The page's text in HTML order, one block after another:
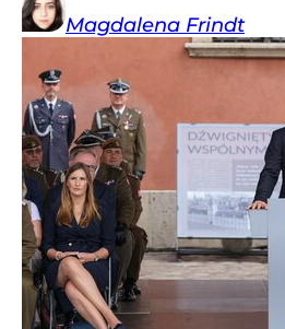
Magdalena Frindt